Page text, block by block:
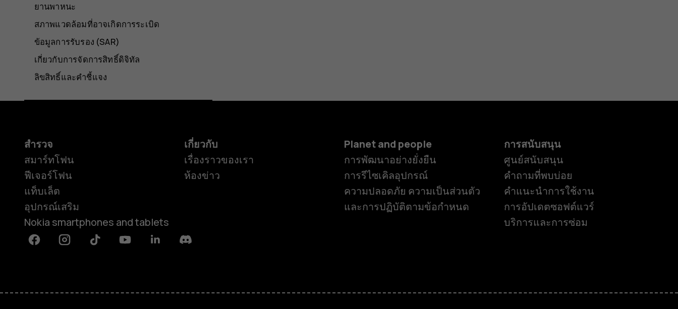
สมาร์ทโฟน
ยานพาหนะ
สภาพแวดล้อมที่อาจเกิดการระเบิด
ข้อมูลการรับรอง (SAR)
เกี่ยวกับการจัดการสิทธิ์ดิจิทัล
ลิขสิทธิ์และคำชี้แจง
สำรวจ
สมาร์ทโฟน
ฟีเจอร์โฟน
แท็บเล็ต
อุปกรณ์เสริม
Nokia smartphones and tablets
เกี่ยวกับ
เรื่องราวของเรา
ห้องข่าว
Planet and people
การพัฒนาอย่างยั่งยืน
การรีไซเคิลอุปกรณ์
ความปลอดภัย ความเป็นส่วนตัว
และการปฏิบัติตามข้อกำหนด
การสนับสนุน
ศูนย์สนับสนุน
คำถามที่พบบ่อย
คำแนะนำการใช้งาน
การอัปเดตซอฟต์แวร์
บริการและการซ่อม
FacebookInstagramTiktok YoutubeLinkedinDiscord